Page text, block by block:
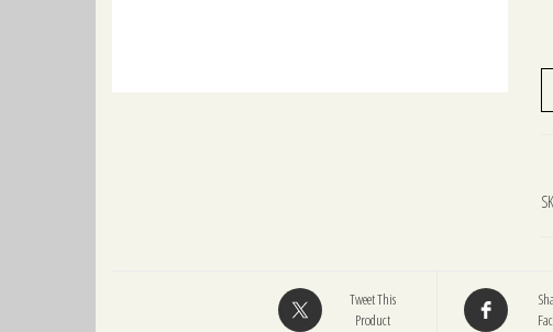
Tweet This
Product